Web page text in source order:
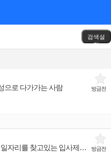
검색설
정
방금전
으로 다가가는 사람
방금전
서울 강남구 에서 구두/피혁/잡화류 일자리를 찾고있는 입사제의희망 인재입니다.